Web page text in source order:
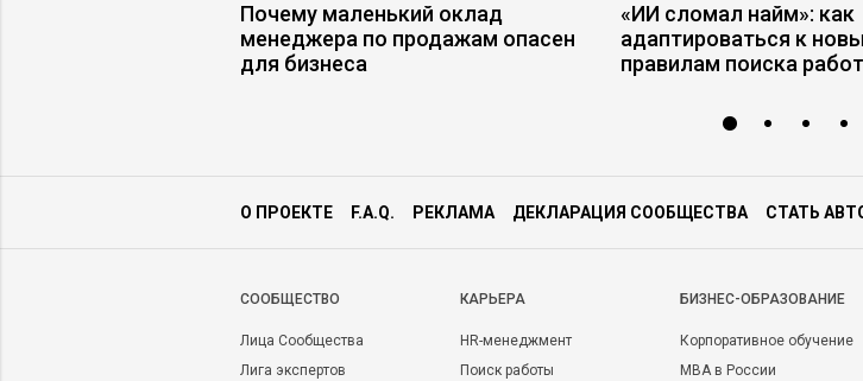
Почему маленький оклад
менеджера по продажам опасен
для бизнеса
«ИИ сломал найм»: как
адаптироваться к
правилам поиска
О ПРОЕКТЕ F.A.Q. РЕКЛАМА ДЕКЛАРАЦИЯ СООБЩЕСТВА СТАТЬ
CООБЩЕСТВО
Лица Сообщества
Лига экспертов
КАРЬЕРА
HR-менеджмент
Поиск работы
БИЗНЕС-ОБРАЗОВАНИЕ
Корпоративное обучение
MBA в России